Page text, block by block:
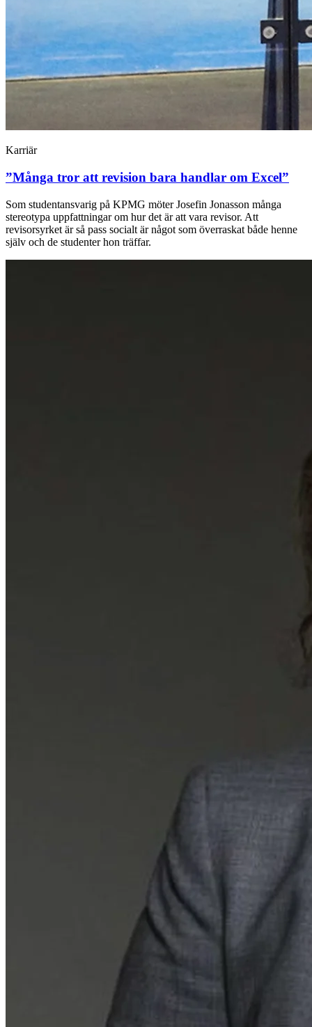
Karriär
”Många tror att revision bara handlar om Excel”
Som studentansvarig på KPMG möter Josefin Jonasson många
stereotypa uppfattningar om hur det är att vara revisor. Att
revisorsyrket är så pass socialt är något som överraskat både henne
själv och de studenter hon träffar.